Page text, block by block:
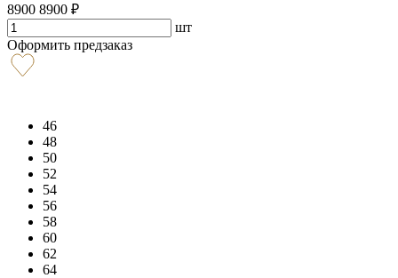
8900 8900 ₽
шт
Оформить предзаказ
46
48
50
52
54
56
58
60
62
64